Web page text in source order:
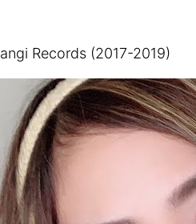
Records (2017-2019)